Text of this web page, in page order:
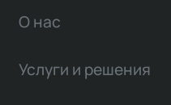
О нас
Услуги и решения